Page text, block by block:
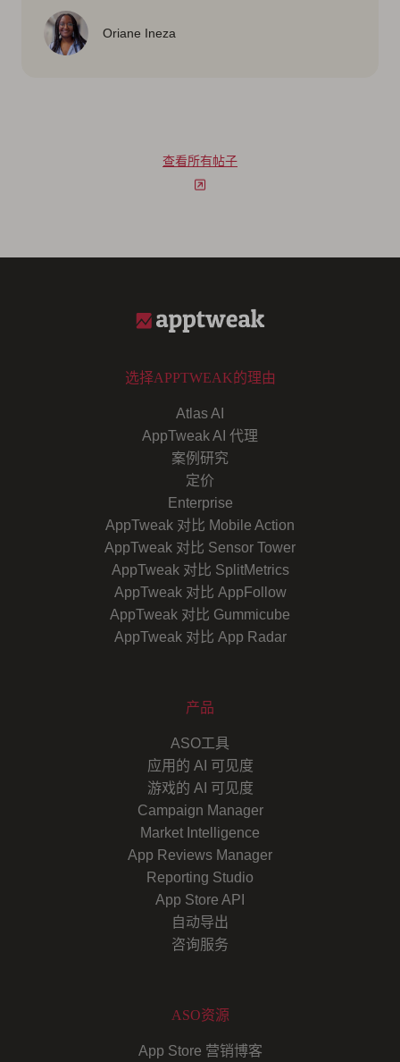
Oriane Ineza
查看所有帖子
选择APPTWEAK的理由
Atlas AI
AppTweak AI 代理
案例研究
定价
Enterprise
AppTweak 对比 Mobile Action
AppTweak 对比 Sensor Tower
AppTweak 对比 SplitMetrics
AppTweak 对比 AppFollow
AppTweak 对比 Gummicube
AppTweak 对比 App Radar
产品
ASO工具
应用的 AI 可见度
游戏的 AI 可见度
Campaign Manager
Market Intelligence
App Reviews Manager
Reporting Studio
App Store API
自动导出
咨询服务
ASO资源
App Store 营销博客